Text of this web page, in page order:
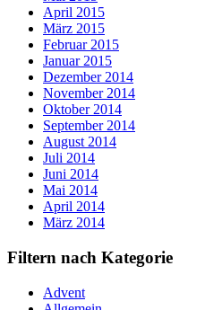
April 2015
März 2015
Februar 2015
Januar 2015
Dezember 2014
November 2014
Oktober 2014
September 2014
August 2014
Juli 2014
Juni 2014
Mai 2014
April 2014
März 2014
Filtern nach Kategorie
Advent